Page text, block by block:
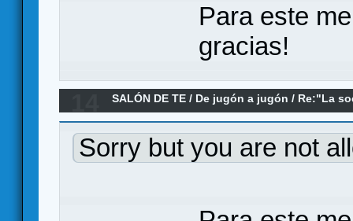
Para este
gracias!
SALÓN DE TE / De jugón a jugón / Re:"La
Sorry but you are not